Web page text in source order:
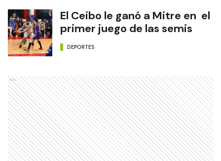
El Ceibo le ganó a Mitre en el
primer juego de las semis
DEPORTES
Ads